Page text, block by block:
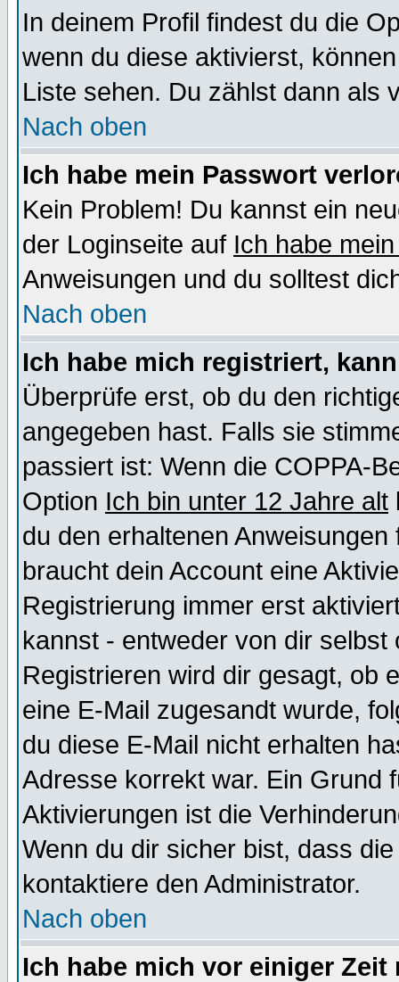
In deinem Profil findest du die
wenn du diese aktivierst,
Liste sehen. Du zählst dann als
Nach oben
Ich habe mein Passwort
Kein Problem! Du kannst ein
der Loginseite auf Ich habe
Anweisungen und du solltest
Nach oben
Ich habe mich registriert,
Überprüfe erst, ob du den
angegeben hast. Falls sie
passiert ist: Wenn die COPPA-
Option Ich bin unter 12 Jahre alt
du den erhaltenen
braucht dein Account eine
Registrierung immer erst
kannst - entweder von dir selbst
Registrieren wird dir gesagt, ob
eine E-Mail zugesandt wurde,
du diese E-Mail nicht erhalten
Adresse korrekt war. Ein Grund
Aktivierungen ist die
Wenn du dir sicher bist, dass
kontaktiere den Administrator.
Nach oben
Ich habe mich vor einiger